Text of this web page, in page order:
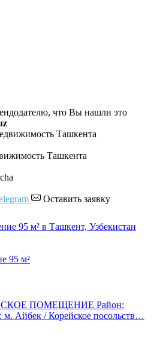
что Вы нашли это
Ташкента
Оставить заявку
95 м²
ПОМЕЩЕНИЕ Район:
Айбек / Корейское посольств…